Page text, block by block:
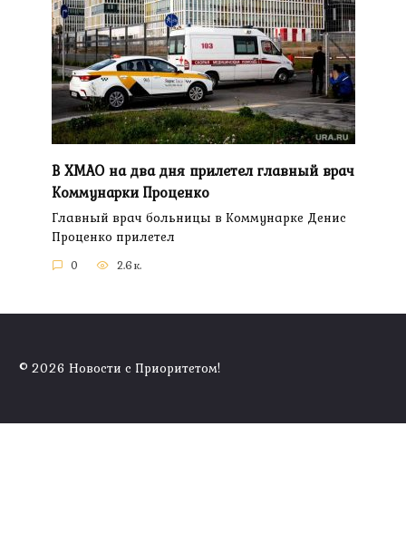
В ХМАО на два дня прилетел главный врач
Коммунарки Проценко
Главный врач больницы в Коммунарке Денис
Проценко прилетел
0 2.6к.
© 2026 Новости с Приоритетом!